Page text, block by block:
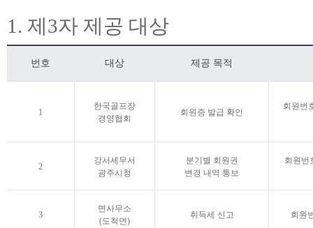
1. 제3자 제공 대상
번호 대상 제공 목적
1
한국골프장
경영협회
회원증 발급 확인
회원번
2
강서세무서
광주시청
분기별 회원권
변경 내역 통보
회원번
3
면사무소
(도척면)
취득세 신고 회원